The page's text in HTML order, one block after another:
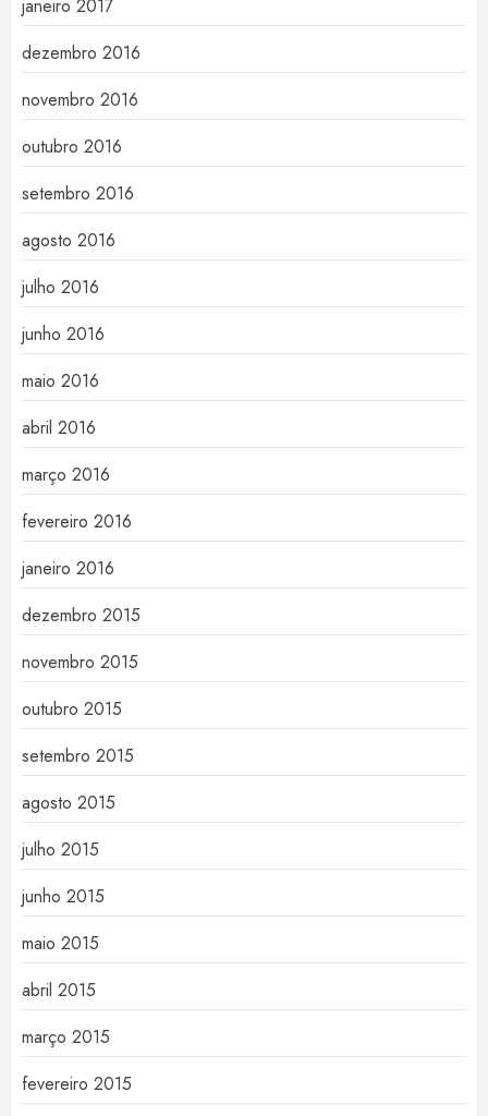
janeiro 2017
dezembro 2016
novembro 2016
outubro 2016
setembro 2016
agosto 2016
julho 2016
junho 2016
maio 2016
abril 2016
março 2016
fevereiro 2016
janeiro 2016
dezembro 2015
novembro 2015
outubro 2015
setembro 2015
agosto 2015
julho 2015
junho 2015
maio 2015
abril 2015
março 2015
fevereiro 2015